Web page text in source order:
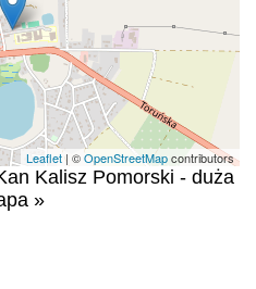
Leaflet| ©OpenStreetMapcontributors
Kalisz Pomorski - duża
»